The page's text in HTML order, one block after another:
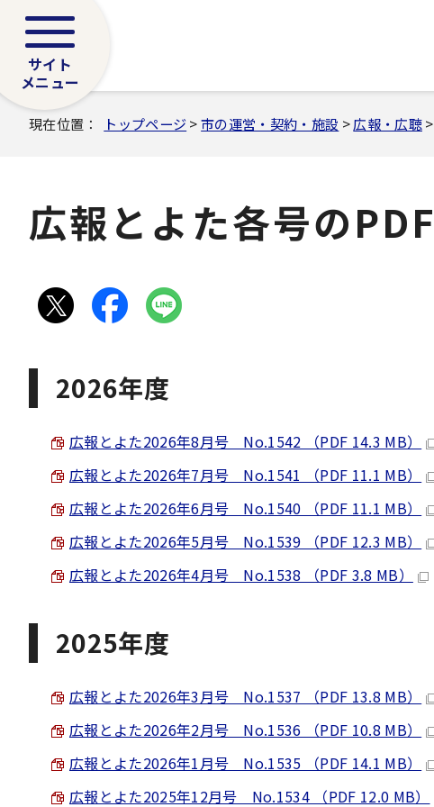
サイト
メニュー
現在位置： トップページ >市の運営・契約・施設 >広報・広聴>
広報とよた各号のPDF
2026年度
広報とよた2026年8月号 No.1542 （PDF 14.3 MB）
広報とよた2026年7月号 No.1541 （PDF 11.1 MB）
広報とよた2026年6月号 No.1540 （PDF 11.1 MB）
広報とよた2026年5月号 No.1539 （PDF 12.3 MB）
広報とよた2026年4月号 No.1538 （PDF 3.8 MB）
2025年度
広報とよた2026年3月号 No.1537 （PDF 13.8 MB）
広報とよた2026年2月号 No.1536 （PDF 10.8 MB）
広報とよた2026年1月号 No.1535 （PDF 14.1 MB）
広報とよた2025年12月号 No.1534 （PDF 12.0 MB）